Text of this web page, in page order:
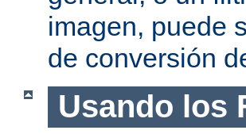
imagen, puede
de conversión
Usando los